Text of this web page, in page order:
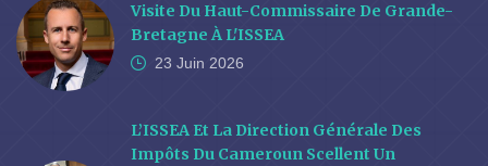
Visite Du Haut-Commissaire De Grande-
Bretagne À L'ISSEA
23 Juin 2026
L’ISSEA Et La Direction Générale Des
Impôts Du Cameroun Scellent Un